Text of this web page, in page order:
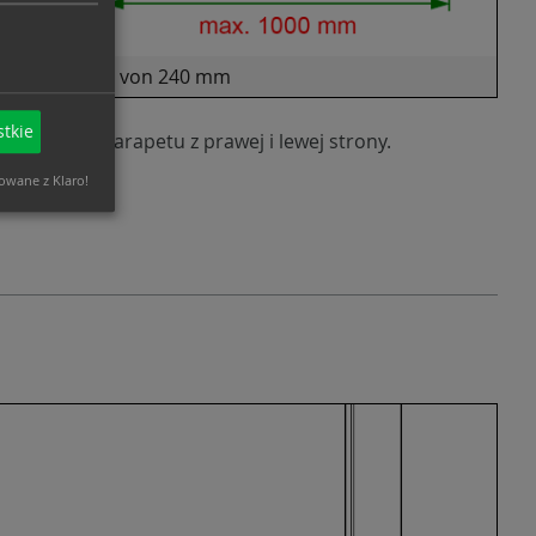
von 240 mm
uchwyt parapetu z prawej i lewej strony.
z Klaro!